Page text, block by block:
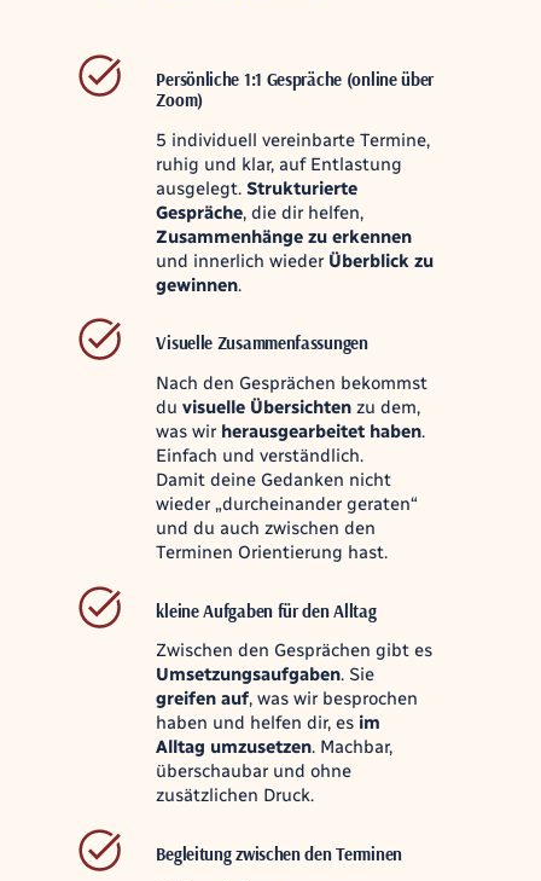
Persönliche 1:1 Gespräche (online über
Zoom)
5 individuell vereinbarte Termine,
ruhig und klar, auf Entlastung
ausgelegt.Strukturierte
Gespräche, die dir helfen,
Zusammenhänge zu erkennen
und innerlich wieder Überblick zu
gewinnen.
Visuelle Zusammenfassungen
Nach den Gesprächen bekommst
duvisuelle Übersichten zu dem,
was wir herausgearbeitet haben.
Einfach und verständlich.
Damit deine Gedanken nicht
wieder „durcheinander geraten“
und du auch zwischen den
Terminen Orientierung hast.
kleine Aufgaben für den Alltag
Zwischen den Gesprächen gibt es
Umsetzungsaufgaben. Sie
greifen auf, was wir besprochen
haben und helfen dir, es im
Alltag umzusetzen. Machbar,
überschaubar und ohne
zusätzlichen Druck.
Begleitung zwischen den Terminen